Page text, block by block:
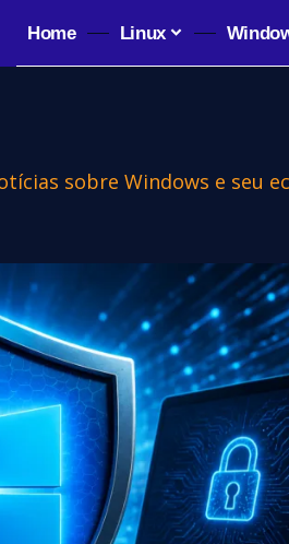
Home Linux
sobre Windows e seu